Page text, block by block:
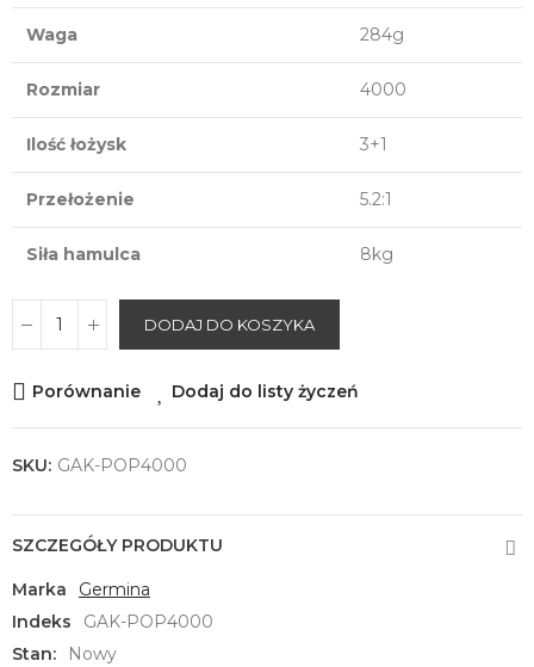
Waga 284g
Rozmiar 4000
Ilość łożysk 3+1
Przełożenie 5.2:1
Siła hamulca 8kg
DODAJ DO KOSZYKA
Porównanie Dodaj do listy życzeń
SKU: GAK-POP4000
SZCZEGÓŁY PRODUKTU
Marka
Germina
Indeks
GAK-POP4000
Stan:
Nowy